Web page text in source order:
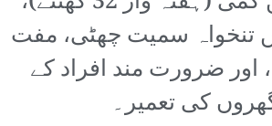
تنخواہ سمیت چھٹی، مفت
اور ضرورت مند افراد کے
کی تعمیر۔